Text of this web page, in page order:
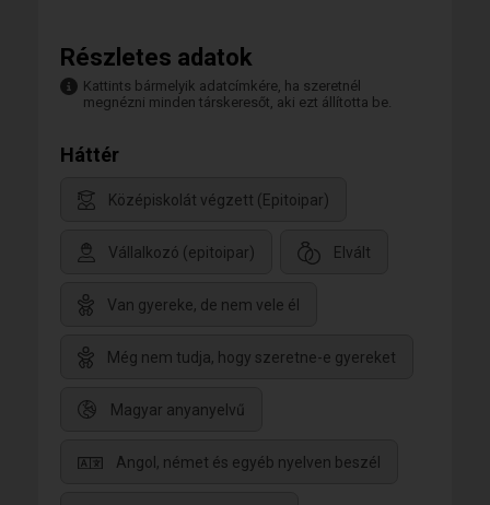
Részletes adatok
Kattints bármelyik adatcímkére, ha szeretnél
megnézni minden társkeresőt, aki ezt állította be.
Háttér
Középiskolát végzett (Epitoipar)
Vállalkozó (epitoipar) Elvált
Van gyereke, de nem vele él
Még nem tudja, hogy szeretne-e gyereket
Magyar anyanyelvű
Angol, német és egyéb nyelven beszél